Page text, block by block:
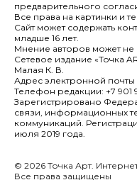
предварительного
Все права на картинки и
Сайт может содержать
младше 16 лет.
Мнение авторов может не
Сетевое издание «Точка
Малая К. В.
Адрес электронной почты
Телефон редакции: +7 901
Зарегистрировано
связи, информационных
коммуникаций.
июля 2019 года.
© 2026 Точка Арт.
Все права защищены